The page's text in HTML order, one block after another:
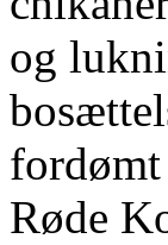
og
fordømt
Røde